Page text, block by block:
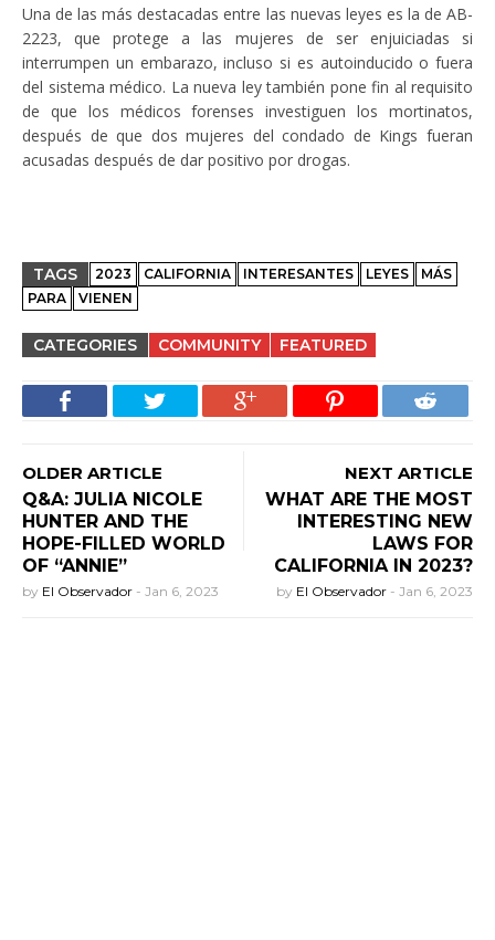
Una de las más destacadas entre las nuevas leyes es la de AB-
2223, que protege a las mujeres de ser enjuiciadas si
interrumpen un embarazo, incluso si es autoinducido o fuera
del sistema médico. La nueva ley también pone fin al requisito
de que los médicos forenses investiguen los mortinatos,
después de que dos mujeres del condado de Kings fueran
acusadas después de dar positivo por drogas.
TAGS 2023 CALIFORNIA INTERESANTES LEYES
MÁS
PARA
VIENEN
CATEGORIES COMMUNITY FEATURED
OLDER ARTICLE
Q&A: JULIA NICOLE
HUNTER AND THE
HOPE-FILLED WORLD
OF “ANNIE”
by El Observador - Jan 6, 2023
NEXT ARTICLE
WHAT ARE THE MOST
INTERESTING NEW
LAWS FOR
CALIFORNIA IN 2023?
by El Observador - Jan 6, 2023